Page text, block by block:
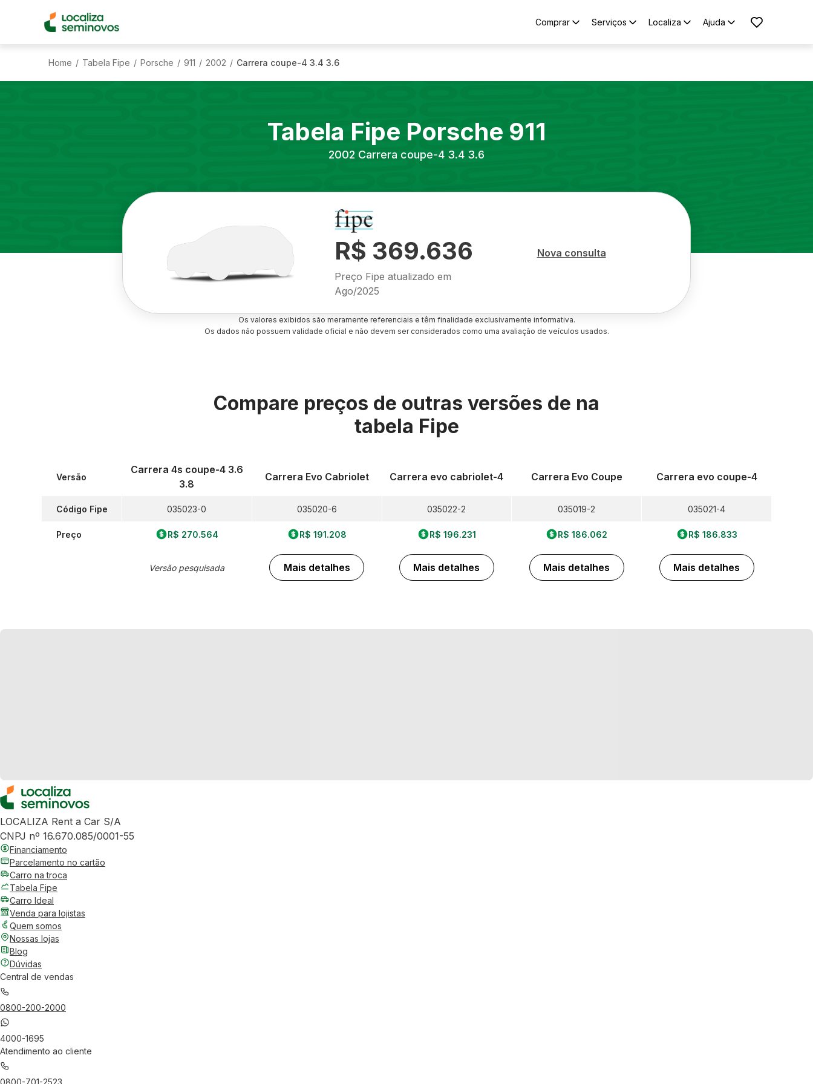
Comprar Serviços Localiza Ajuda
Home / Tabela Fipe / Porsche / 911 / 2002 / Carrera coupe-4 3.4 3.6
Tabela Fipe Porsche 911
2002 Carrera coupe-4 3.4 3.6
R$ 369.636
Preço Fipe atualizado em
Ago/2025
Nova consulta
Os valores exibidos são meramente referenciais e têm finalidade exclusivamente informativa.
Os dados não possuem validade oficial e não devem ser considerados como uma avaliação de veículos usados.
Compare preços de outras versões de na
tabela Fipe
Versão
Código Fipe
Preço
Carrera 4s coupe-4 3.6
3.8
035023-0
R$ 270.564
Versão pesquisada
Carrera Evo Cabriolet
035020-6
R$ 191.208
Mais detalhes
Carrera evo cabriolet-4
035022-2
R$ 196.231
Mais detalhes
Carrera Evo Coupe
035019-2
R$ 186.062
Mais detalhes
Carrera evo coupe-4
035021-4
R$ 186.833
Mais detalhes
LOCALIZA Rent a Car S/A
CNPJ nº 16.670.085/0001-55
Financiamento
Parcelamento no cartão
Carro na troca
Tabela Fipe
Carro Ideal
Venda para lojistas
Quem somos
Nossas lojas
Blog
Dúvidas
Central de vendas
0800-200-2000
4000-1695
Atendimento ao cliente
0800-701-2523